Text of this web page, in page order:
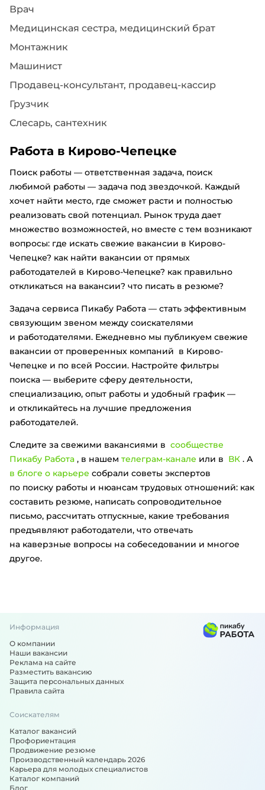
Врач
Медицинская сестра, медицинский брат
Монтажник
Машинист
Продавец-консультант, продавец-кассир
Грузчик
Слесарь, сантехник
Работа в Кирово-Чепецке
Поиск работы — ответственная задача, поиск
любимой работы — задача под звездочкой. Каждый
хочет найти место, где сможет расти и полностью
реализовать свой потенциал. Рынок труда дает
множество возможностей, но вместе с тем возникают
вопросы: где искать свежие вакансии в Кирово-
Чепецке? как найти вакансии от прямых
работодателей в Кирово-Чепецке? как правильно
откликаться на вакансии? что писать в резюме?
Задача сервиса Пикабу Работа — стать эффективным
связующим звеном между соискателями
и работодателями. Ежедневно мы публикуем свежие
вакансии от проверенных компаний в Кирово-
Чепецке и по всей России. Настройте фильтры
поиска — выберите сферу деятельности,
специализацию, опыт работы и удобный график —
и откликайтесь на лучшие предложения
работодателей.
Следите за свежими вакансиями в сообществе
Пикабу Работа , в нашем телеграм-канале или в ВК . А
в блоге о карьере собрали советы экспертов
по поиску работы и нюансам трудовых отношений: как
составить резюме, написать сопроводительное
письмо, рассчитать отпускные, какие требования
предъявляют работодатели, что отвечать
на каверзные вопросы на собеседовании и многое
другое.
Информация
О компании
Наши вакансии
Реклама на сайте
Разместить вакансию
Защита персональных данных
Правила сайта
Соискателям
Каталог вакансий
Профориентация
Продвижение резюме
Производственный календарь 2026
Карьера для молодых специалистов
Каталог компаний
Блог